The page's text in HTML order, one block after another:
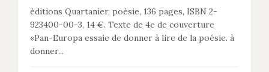
éditions Quartanier, poésie, 136 pages, ISBN 2-
923400-00-3, 14 €. Texte de 4e de couverture
«Pan-Europa essaie de donner à lire de la poésie. à
donner...